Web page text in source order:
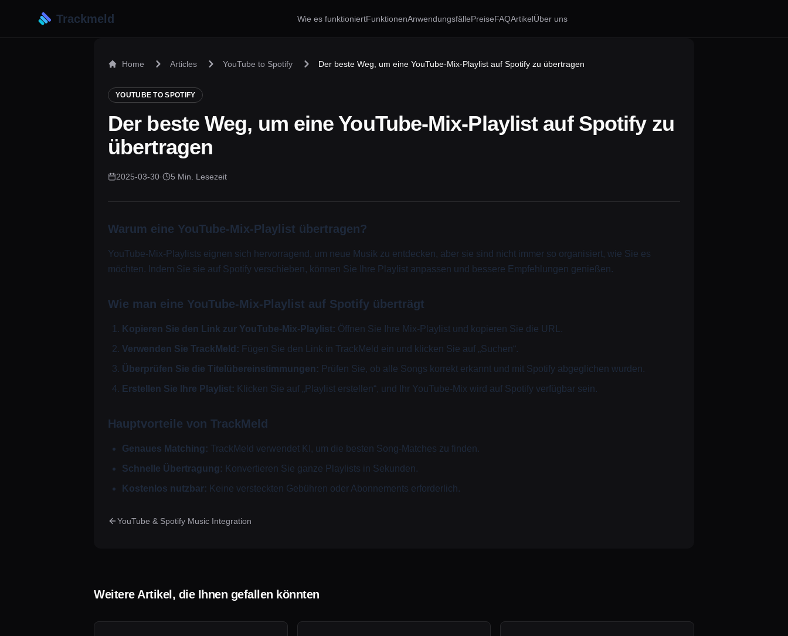
Trackmeld Wie es funktioniertFunktionenAnwendungsfällePreiseFAQArtikelÜber uns
Home Articles YouTube to Spotify Der beste Weg, um eine YouTube-Mix-Playlist auf Spotify zu übertragen
YOUTUBE TO SPOTIFY
Der beste Weg, um eine YouTube-Mix-Playlist auf Spotify zu
übertragen
2025-03-30· 5 Min. Lesezeit
Warum eine YouTube-Mix-Playlist übertragen?
YouTube-Mix-Playlists eignen sich hervorragend, um neue Musik zu entdecken, aber sie sind nicht immer so organisiert, wie Sie es
möchten. Indem Sie sie auf Spotify verschieben, können Sie Ihre Playlist anpassen und bessere Empfehlungen genießen.
Wie man eine YouTube-Mix-Playlist auf Spotify überträgt
Kopieren Sie den Link zur YouTube-Mix-Playlist: Öffnen Sie Ihre Mix-Playlist und kopieren Sie die URL.
Verwenden Sie TrackMeld: Fügen Sie den Link in TrackMeld ein und klicken Sie auf „Suchen“.
Überprüfen Sie die Titelübereinstimmungen: Prüfen Sie, ob alle Songs korrekt erkannt und mit Spotify abgeglichen wurden.
Erstellen Sie Ihre Playlist: Klicken Sie auf „Playlist erstellen“, und Ihr YouTube-Mix wird auf Spotify verfügbar sein.
Hauptvorteile von TrackMeld
Genaues Matching: TrackMeld verwendet KI, um die besten Song-Matches zu finden.
Schnelle Übertragung: Konvertieren Sie ganze Playlists in Sekunden.
Kostenlos nutzbar: Keine versteckten Gebühren oder Abonnements erforderlich.
YouTube & Spotify Music Integration
Weitere Artikel, die Ihnen gefallen könnten